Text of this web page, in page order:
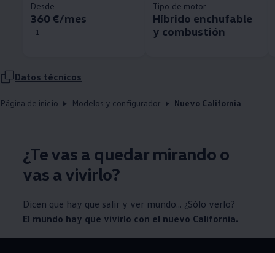
Desde
360 €/mes
1
Tipo de motor
Híbrido enchufable
y combustión
Datos técnicos
Página de inicio Modelos y configurador Nuevo California
¿Te vas a quedar mirando o
vas a vivirlo?
Dicen que hay que salir y ver mundo... ¿Sólo verlo?
El mundo hay que vivirlo con el nuevo California.